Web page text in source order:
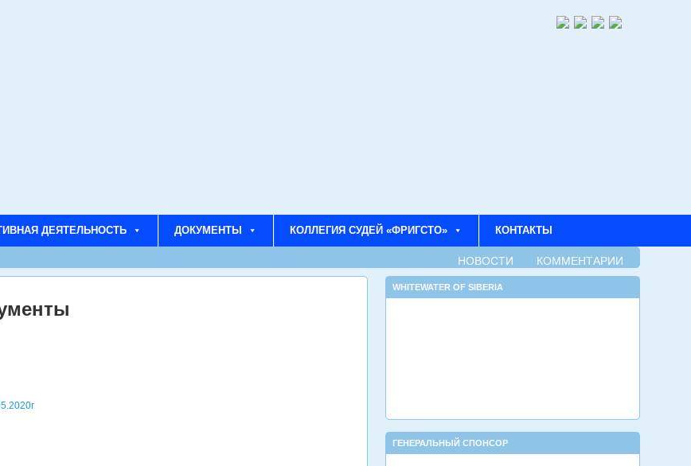
ДЕЯТЕЛЬНОСТЬ ДОКУМЕНТЫ КОЛЛЕГИЯ СУДЕЙ «ФРИГСТО» КОНТАКТЫ
НОВОСТИ КОММЕНТАРИИ
WHITEWATER OF SIBERIA
ГЕНЕРАЛЬНЫЙ СПОНСОР